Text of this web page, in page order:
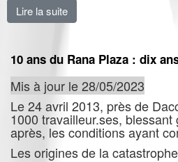
Lire la suite
10 ans du Rana Plaza : dix
Mis à jour le 28/05/2023
Le 24 avril 2013, près de
1000 travailleur.ses,
après, les conditions ayant
Les origines de la